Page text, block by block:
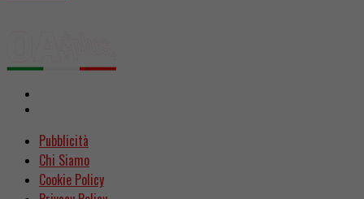
Pubblicità
Chi Siamo
Cookie Policy